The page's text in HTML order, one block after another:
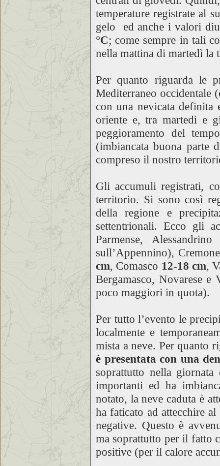
temperature registrate al
gelo ed anche i valori
°C; come sempre in tali
nella mattina di martedì
Per quanto riguarda le
Mediterraneo occidentale
con una nevicata definita
oriente e, tra martedì e
peggioramento del
(imbiancata buona parte
compreso il nostro
Gli accumuli registrati,
territorio. Si sono così
della regione e
settentrionali. Ecco gli
Parmense,
sull’Appennino),
cm, Comasco 12-18 cm,
Bergamasco, Novarese e
poco maggiori in quota).
Per tutto l’evento le
localmente e
mista a neve. Per quanto
è presentata con una
soprattutto nella
importanti ed ha
notato, la neve caduta è
ha faticato ad attecchire
negative. Questo è
ma soprattutto per il fatto
positive (per il calore